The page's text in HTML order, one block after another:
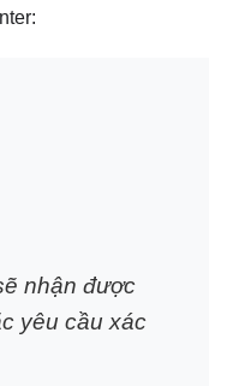
nhận được
yêu cầu xác